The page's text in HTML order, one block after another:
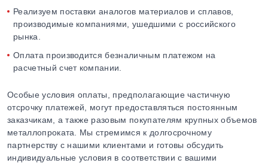
Реализуем поставки аналогов материалов и сплавов,
производимые компаниями, ушедшими с российского
рынка.
Оплата производится безналичным платежом на
расчетный счет компании.
Особые условия оплаты, предполагающие частичную
отсрочку платежей, могут предоставляться постоянным
заказчикам, а также разовым покупателям крупных объемов
металлопроката. Мы стремимся к долгосрочному
партнерству с нашими клиентами и готовы обсудить
индивидуальные условия в соответствии с вашими